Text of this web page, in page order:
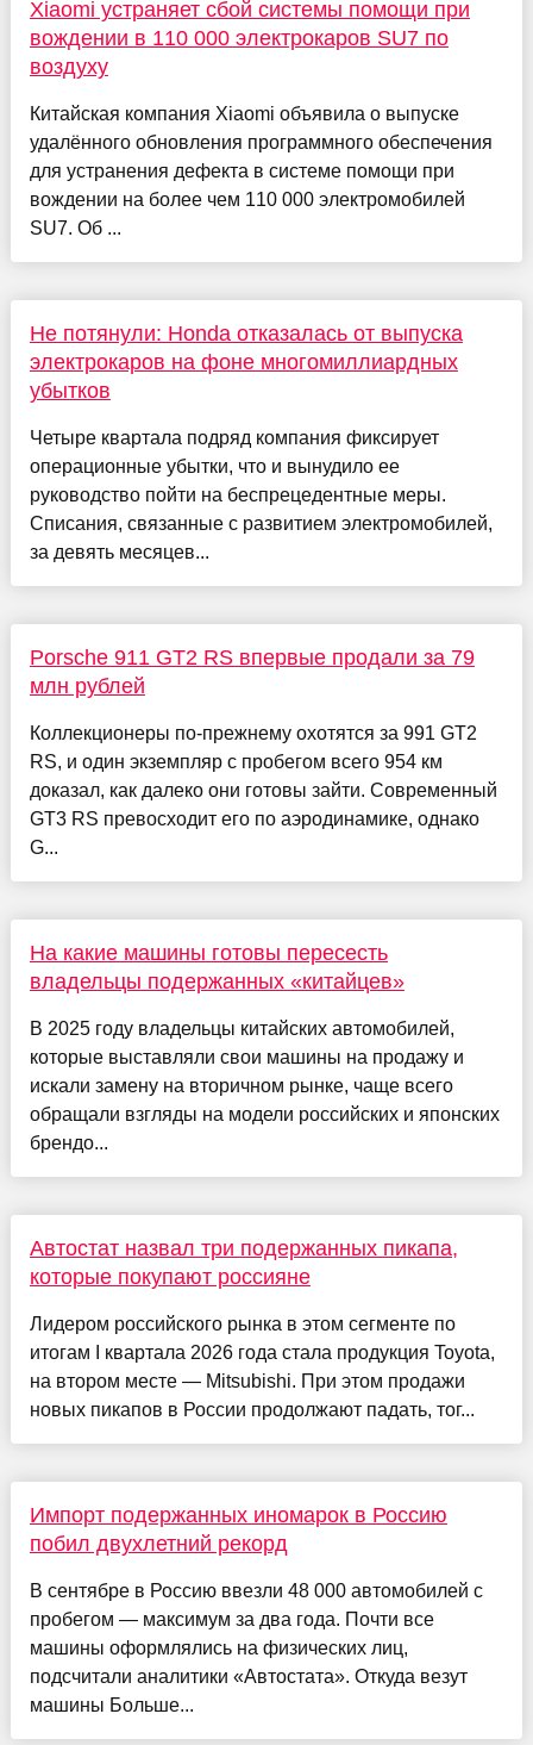
Xiaomi устраняет сбой системы помощи при
вождении в 110 000 электрокаров SU7 по
воздуху
Китайская компания Xiaomi объявила о выпуске
удалённого обновления программного обеспечения
для устранения дефекта в системе помощи при
вождении на более чем 110 000 электромобилей
SU7. Об ...
Не потянули: Honda отказалась от выпуска
электрокаров на фоне многомиллиардных
убытков
Четыре квартала подряд компания фиксирует
операционные убытки, что и вынудило ее
руководство пойти на беспрецедентные меры.
Списания, связанные с развитием электромобилей,
за девять месяцев...
Porsche 911 GT2 RS впервые продали за 79
млн рублей
Коллекционеры по-прежнему охотятся за 991 GT2
RS, и один экземпляр с пробегом всего 954 км
доказал, как далеко они готовы зайти. Современный
GT3 RS превосходит его по аэродинамике, однако
G...
На какие машины готовы пересесть
владельцы подержанных «китайцев»
В 2025 году владельцы китайских автомобилей,
которые выставляли свои машины на продажу и
искали замену на вторичном рынке, чаще всего
обращали взгляды на модели российских и японских
брендо...
Автостат назвал три подержанных пикапа,
которые покупают россияне
Лидером российского рынка в этом сегменте по
итогам I квартала 2026 года стала продукция Toyota,
на втором месте — Mitsubishi. При этом продажи
новых пикапов в России продолжают падать, тог...
Импорт подержанных иномарок в Россию
побил двухлетний рекорд
В сентябре в Россию ввезли 48 000 автомобилей с
пробегом — максимум за два года. Почти все
машины оформлялись на физических лиц,
подсчитали аналитики «Автостата». Откуда везут
машины Больше...